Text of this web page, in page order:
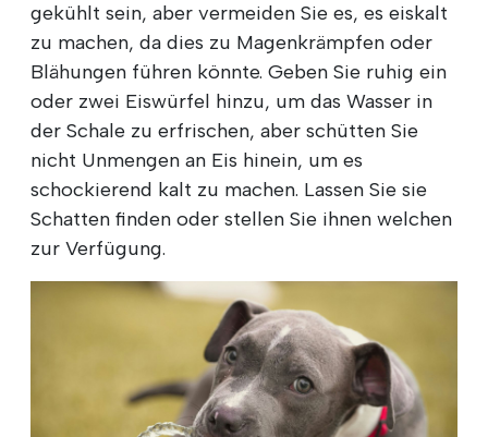
gekühlt sein, aber vermeiden Sie es, es eiskalt
zu machen, da dies zu Magenkrämpfen oder
Blähungen führen könnte. Geben Sie ruhig ein
oder zwei Eiswürfel hinzu, um das Wasser in
der Schale zu erfrischen, aber schütten Sie
nicht Unmengen an Eis hinein, um es
schockierend kalt zu machen. Lassen Sie sie
Schatten finden oder stellen Sie ihnen welchen
zur Verfügung.